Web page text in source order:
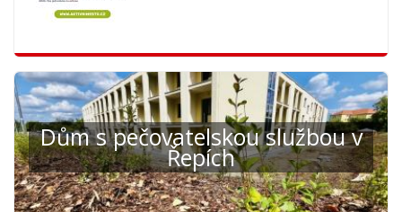
Dům s pečovatelskou službou v
Řepích